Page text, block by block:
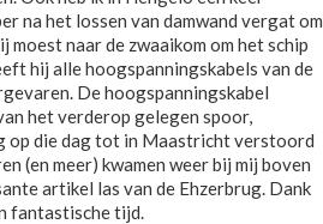
na het lossen van damwand vergat om
moest naar de zwaaikom om het schip
hij alle hoogspanningskabels van de
De hoogspanningskabel
het verderop gelegen spoor,
op die dag tot in Maastricht verstoord
(en meer) kwamen weer bij mij boven
artikel las van de Ehzerbrug. Dank
fantastische tijd.